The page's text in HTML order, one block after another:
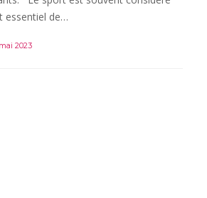
essentiel de…
2023